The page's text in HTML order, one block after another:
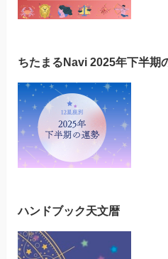
ちたまるNavi 2025年下半期
ハンドブック天文暦